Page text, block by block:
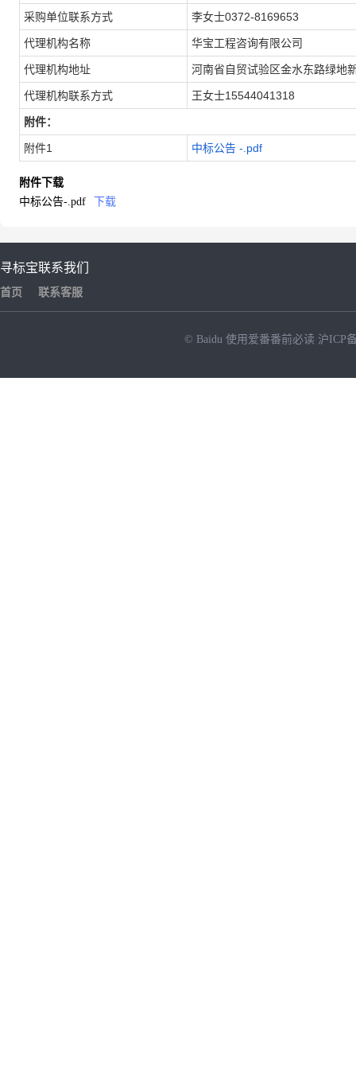
采购单位联系方式 李女士0372-8169653
代理机构名称 华宝工程咨询有限公司
代理机构地址 河南省自贸试验区金水东路绿地
代理机构联系方式 王女士15544041318
附件：
附件1 中标公告 -.pdf
附件下载
中标公告-.pdf
下载
寻标宝
首页
联系我们
联系客服
© Baidu 使用爱番番前必读 沪ICP